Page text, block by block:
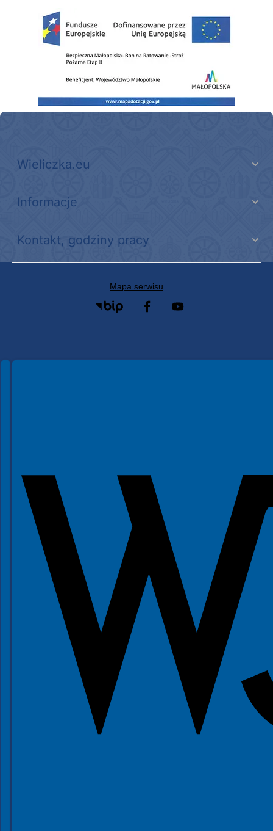
Zakup fabrycznie nowego, średniego samochodu ratowniczo-gaśniczego z
Wieliczka.eu
Informacje
Kontakt, godziny pracy
Mapa serwisu
Spełniamy standardy WCAG 2.2
Spełniamy standardy W3C